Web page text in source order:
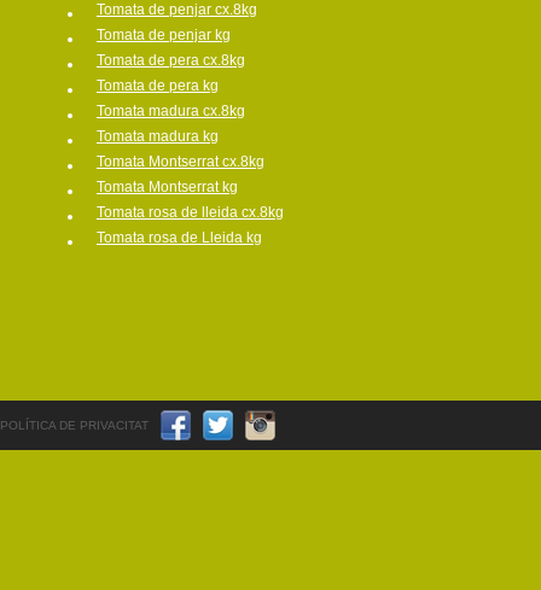
Tomata de penjar cx.8kg
Tomata de penjar kg
Tomata de pera cx.8kg
Tomata de pera kg
Tomata madura cx.8kg
Tomata madura kg
Tomata Montserrat cx.8kg
Tomata Montserrat kg
Tomata rosa de lleida cx.8kg
Tomata rosa de Lleida kg
POLÍTICA DE PRIVACITAT